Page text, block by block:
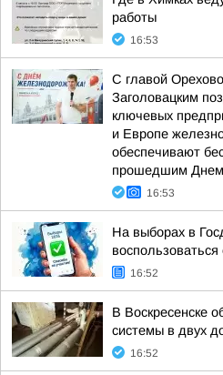
работы
16:53
С главой
Заголовацким
ключевых
и Европе
обеспечивают
прошедшим
16:53
На выборах в
16:52
В Воскресенске
системы в двух
16:52